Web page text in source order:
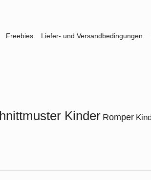
Freebies Liefer- und Versandbedingungen
Kinder Romper